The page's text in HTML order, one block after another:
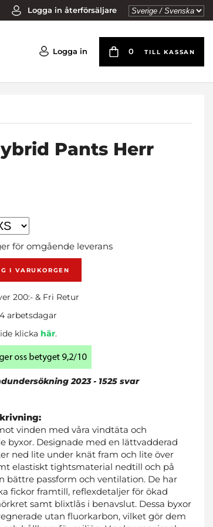
Logga in återförsäljare
Logga in 0 TILL KASSAN
Pants Herr
för omgående leverans
I VARUKORGEN
200:- & Fri Retur
arbetsdagar
klickahär.
2023 - 1525 svar
vinden med våra vindtäta och
byxor. Designade med en lättvadderad
ned lite under knät fram och lite över
elastiskt tightsmaterial nedtill och på
bättre passform och ventilation. De har
fickor framtill, reflexdetaljer för ökad
samt blixtlås i benavslut. Dessa byxor
utan fluorkarbon, vilket gör dem